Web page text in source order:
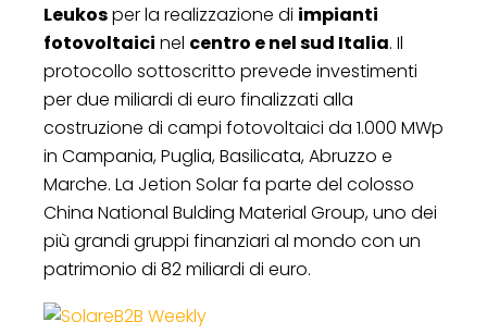
Leukosper la realizzazione di impianti
fotovoltaici nel centro e nel sud Italia. Il
protocollo sottoscritto prevede investimenti
per due miliardi di euro finalizzati alla
costruzione di campi fotovoltaici da 1.000 MWp
in Campania, Puglia, Basilicata, Abruzzo e
Marche. La Jetion Solar fa parte del colosso
China National Bulding Material Group, uno dei
più grandi gruppi finanziari al mondo con un
patrimonio di 82 miliardi di euro.